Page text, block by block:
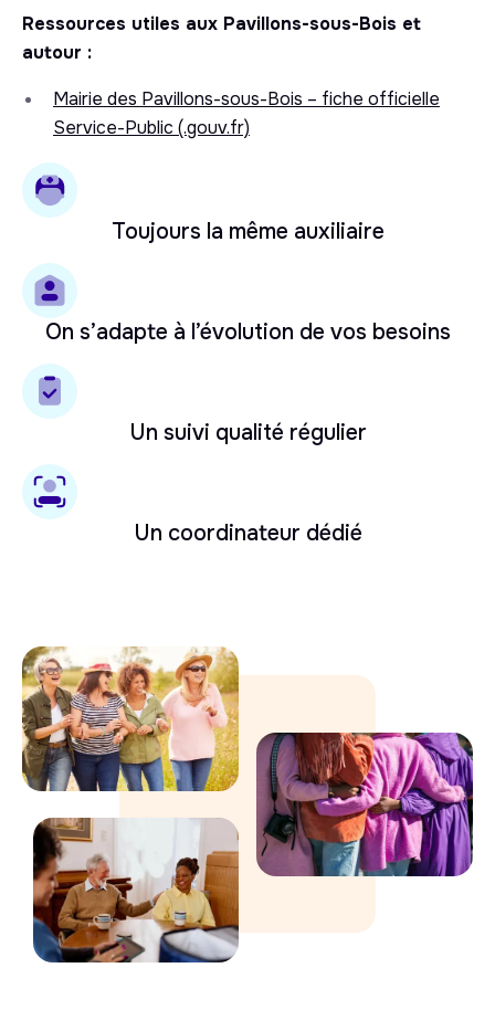
Ressources utiles aux Pavillons-sous-Bois et
autour :
Mairie des Pavillons-sous-Bois – fiche officielle
Service-Public (.gouv.fr)
Toujours la même auxiliaire
On s’adapte à l’évolution de vos besoins
Un suivi qualité régulier
Un coordinateur dédié